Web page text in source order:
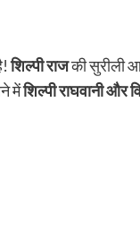
शिल्पी राजकी सुरीली
मेंशिल्पी राघवानी और